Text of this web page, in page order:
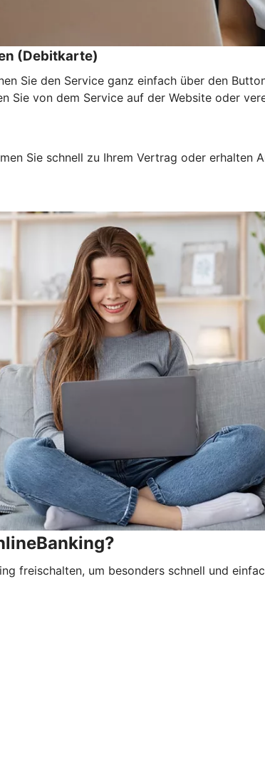
(Debitkarte)
Sie den Service ganz einfach über den
Sie von dem Service auf der Website oder
Sie schnell zu Ihrem Vertrag oder
freischalten, um besonders schnell und